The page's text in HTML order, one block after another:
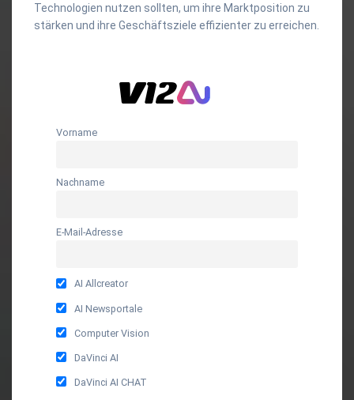
Technologien nutzen sollten, um ihre Marktposition zu
stärken und ihre Geschäftsziele effizienter zu erreichen.
Vorname
Nachname
E-Mail-Adresse
AI Allcreator
AI Newsportale
Computer Vision
DaVinci AI
DaVinci AI CHAT